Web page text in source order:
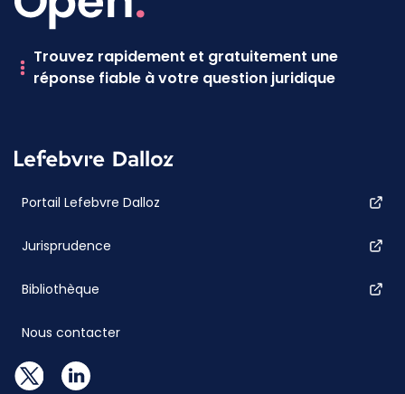
Trouvez rapidement et gratuitement une
réponse fiable à votre question juridique
Portail Lefebvre Dalloz
Jurisprudence
Bibliothèque
Nous contacter